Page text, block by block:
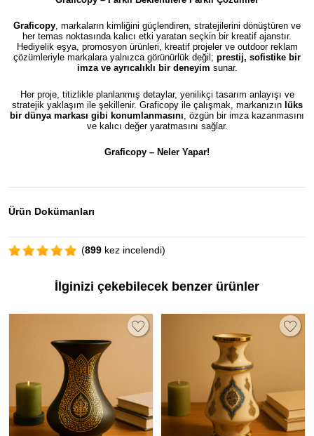
Graficopy, markaların kimliğini güçlendiren, stratejilerini dönüştüren ve
her temas noktasında kalıcı etki yaratan seçkin bir kreatif ajanstır.
Hediyelik eşya, promosyon ürünleri, kreatif projeler ve outdoor reklam
çözümleriyle markalara yalnızca görünürlük değil; prestij, sofistike bir
imza ve ayrıcalıklı bir deneyim sunar.
Her proje, titizlikle planlanmış detaylar, yenilikçi tasarım anlayışı ve
stratejik yaklaşım ile şekillenir. Graficopy ile çalışmak, markanızın lüks
bir dünya markası gibi konumlanmasını , özgün bir imza kazanmasını
ve kalıcı değer yaratmasını sağlar.
Graficopy – Neler Yapar!
Ürün Dokümanları
(899 kez incelendi)
İlginizi çekebilecek benzer ürünler